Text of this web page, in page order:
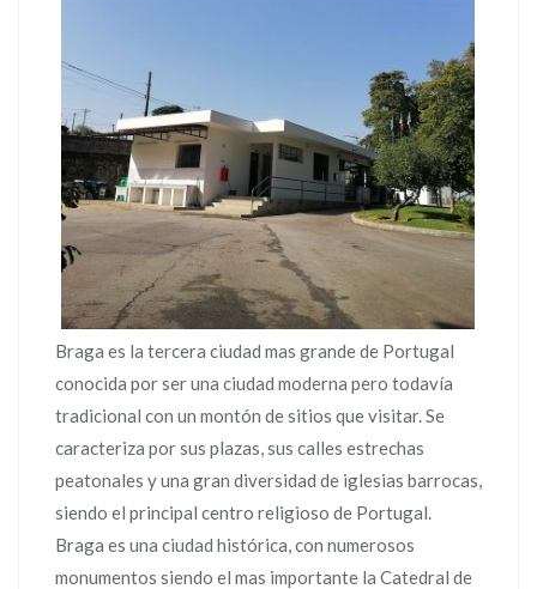
Braga es la tercera ciudad mas grande de Portugal
conocida por ser una ciudad moderna pero todavía
tradicional con un montón de sitios que visitar. Se
caracteriza por sus plazas, sus calles estrechas
peatonales y una gran diversidad de iglesias barrocas,
siendo el principal centro religioso de Portugal.
Braga es una ciudad histórica, con numerosos
monumentos siendo el mas importante la Catedral de